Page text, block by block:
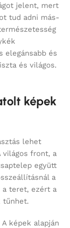
jelent, mert
tud adni más-
elegánsabb és
és világos.
képek
lehet
világos front, a
együtt
a
a teret, ezért a
tűnhet.
képek alapján